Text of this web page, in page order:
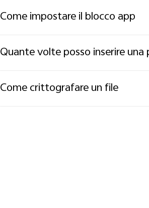
Come impostare il blocco app
Quante volte posso inserire
Come crittografare un file